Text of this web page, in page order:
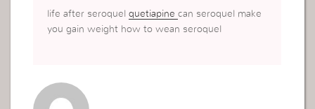
life after seroquelquetiapinecan seroquel make
you gain weight how to wean seroquel